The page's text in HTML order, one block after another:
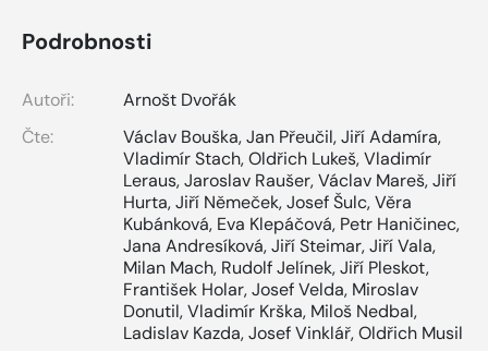
Podrobnosti
Autoři:
Arnošt Dvořák
Čte:
Václav Bouška,Jan Přeučil,Jiří Adamíra,
Vladimír Stach,Oldřich Lukeš,Vladimír
Leraus,Jaroslav Raušer,Václav Mareš,Jiří
Hurta,Jiří Němeček,Josef Šulc,Věra
Kubánková, Eva Klepáčová, Petr Haničinec,
Jana Andresíková,Jiří Steimar,Jiří Vala,
Milan Mach, Rudolf Jelínek,Jiří Pleskot,
František Holar,Josef Velda, Miroslav
Donutil,Vladimír Krška, Miloš Nedbal,
Ladislav Kazda,Josef Vinklář,Oldřich Musil